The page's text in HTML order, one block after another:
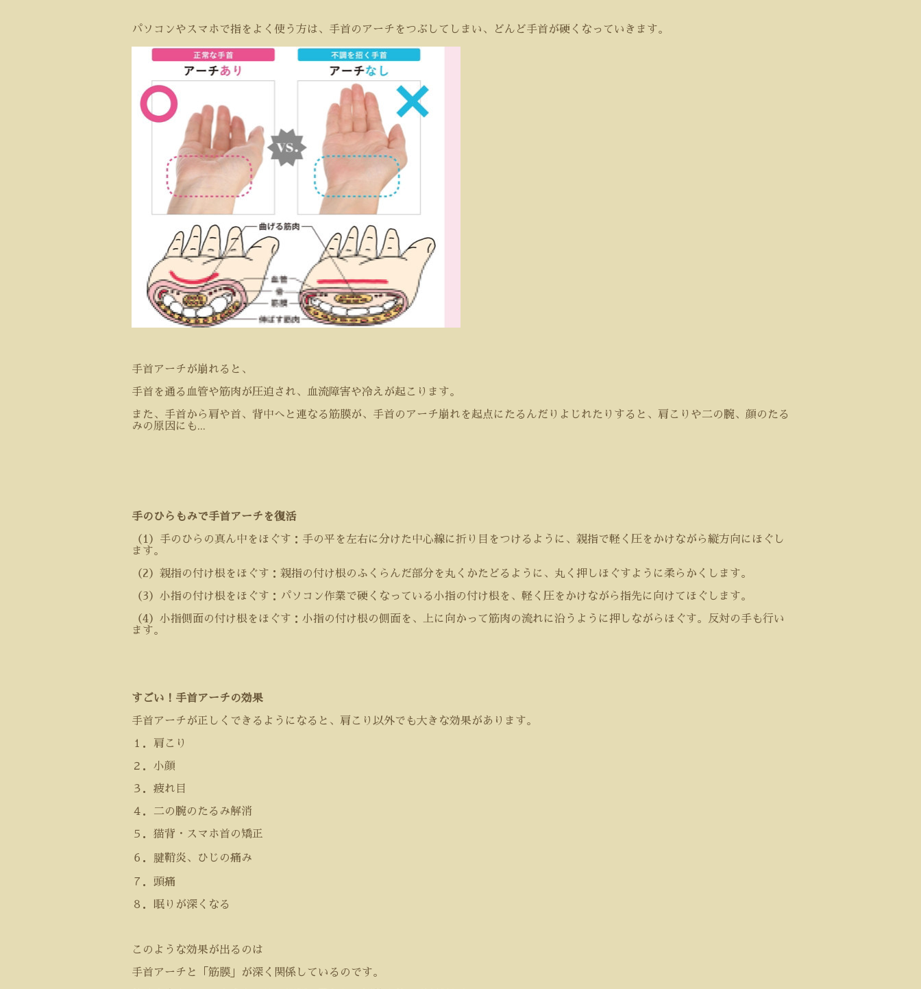
パソコンやスマホで指をよく使う方は、手首のアーチをつぶしてしまい、どんど手首が硬くなっていきます。
手首アーチが崩れると、
手首を通る血管や筋肉が圧迫され、血流障害や冷えが起こります。
また、手首から肩や首、背中へと連なる筋膜が、手首のアーチ崩れを起点にたるんだりよじれたりすると、肩こりや二の腕、顔のたる
みの原因にも...
手のひらもみで手首アーチを復活
（ 1 ）手のひらの真ん中をほぐす：手の平を左右に分けた中心線に折り目をつけるように、親指で軽く圧をかけながら縦方向にほぐし
ます。
（2）親指の付け根をほぐす：親指の付け根のふくらんだ部分を丸くかたどるように、丸く押しほぐすように柔らかくします。
（3）小指の付け根をほぐす：パソコン作業で硬くなっている小指の付け根を、軽く圧をかけながら指先に向けてほぐします。
（4）小指側面の付け根をほぐす：小指の付け根の側面を、上に向かって筋肉の流れに沿うように押しながらほぐす。反対の手も行い
ます。
すごい！手首アーチの効果
手首アーチが正しくできるようになると、肩こり以外でも大きな効果があります。
１．肩こり
２．小顔
３．疲れ目
４．二の腕のたるみ解消
５．猫背・スマホ首の矯正
６．腱鞘炎、ひじの痛み
７．頭痛
８．眠りが深くなる
このような効果が出るのは
手首アーチと「筋膜」が深く関係しているのです。